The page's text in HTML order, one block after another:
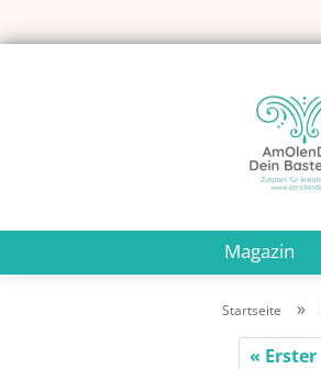
Magazin
Startseite »
« Erster